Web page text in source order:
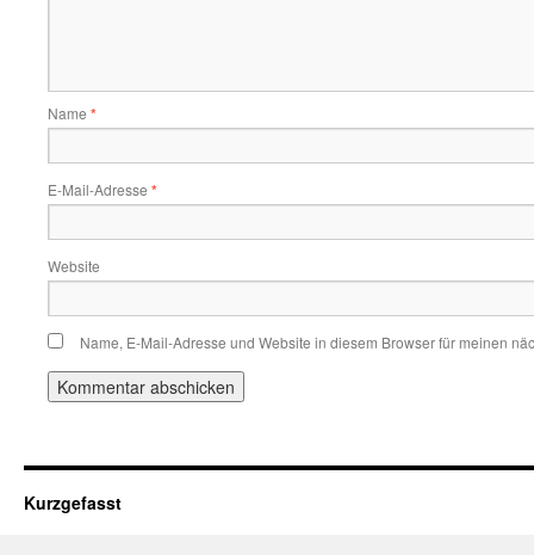
Name *
E-Mail-Adresse *
Website
Name, E-Mail-Adresse und Website in diesem Browser für meinen
Kurzgefasst